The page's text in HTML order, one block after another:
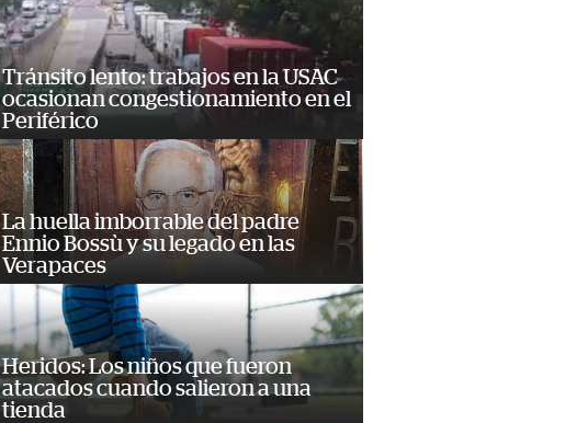
Tránsito lento: trabajos en la USAC
ocasionan congestionamiento en el
Periférico
La huella imborrable del padre
Ennio Bossù y su legado en las
Verapaces
Heridos: Los niños que fueron
atacados cuando salieron a una
tienda